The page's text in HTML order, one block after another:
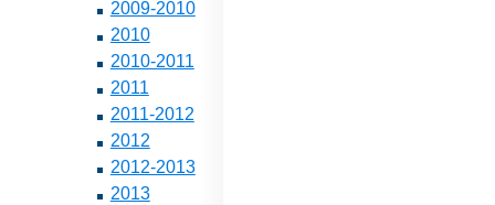
2009-2010
2010
2010-2011
2011
2011-2012
2012
2012-2013
2013